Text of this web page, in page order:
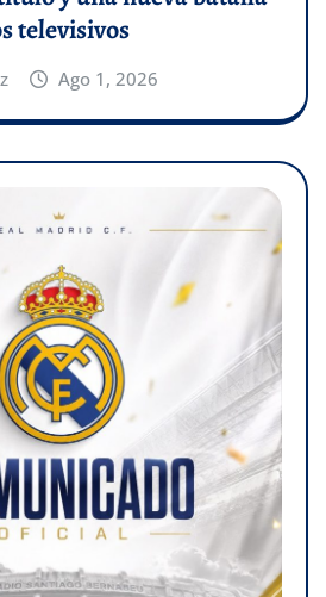
televisivos
Ago 1, 2026